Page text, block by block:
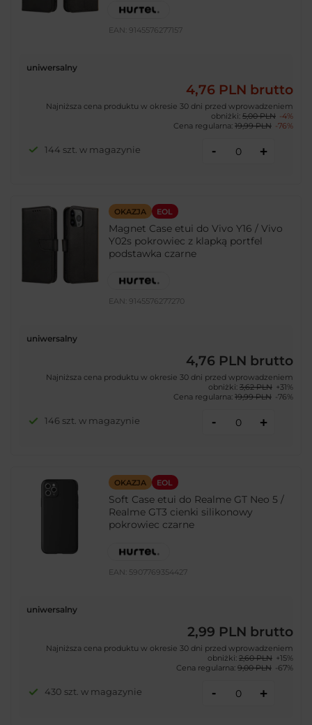
EAN: 9145576277157
uniwersalny
4,76 PLN brutto
Najniższa cena produktu w okresie 30 dni przed wprowadzeniem
obniżki: 5,00 PLN -4%
Cena regularna: 19,99 PLN -76%
144 szt. w magazynie - +
OKAZJA EOL
Magnet Case etui do Vivo Y16 / Vivo
Y02s pokrowiec z klapką portfel
podstawka czarne
EAN: 9145576277270
uniwersalny
4,76 PLN brutto
Najniższa cena produktu w okresie 30 dni przed wprowadzeniem
obniżki: 3,62 PLN +31%
Cena regularna: 19,99 PLN -76%
146 szt. w magazynie - +
OKAZJA EOL
Soft Case etui do Realme GT Neo 5 /
Realme GT3 cienki silikonowy
pokrowiec czarne
EAN: 5907769354427
uniwersalny
2,99 PLN brutto
Najniższa cena produktu w okresie 30 dni przed wprowadzeniem
obniżki: 2,60 PLN +15%
Cena regularna: 9,00 PLN -67%
430 szt. w magazynie - +